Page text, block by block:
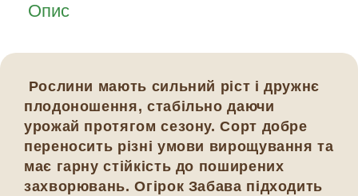
Опис
Рослини мають сильний ріст і дружнє
плодоношення, стабільно даючи
урожай протягом сезону. Сорт добре
переносить різні умови вирощування та
має гарну стійкість до поширених
захворювань. Огірок Забава підходить